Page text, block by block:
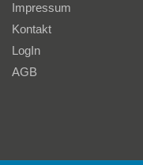
Impressum
Kontakt
LogIn
AGB